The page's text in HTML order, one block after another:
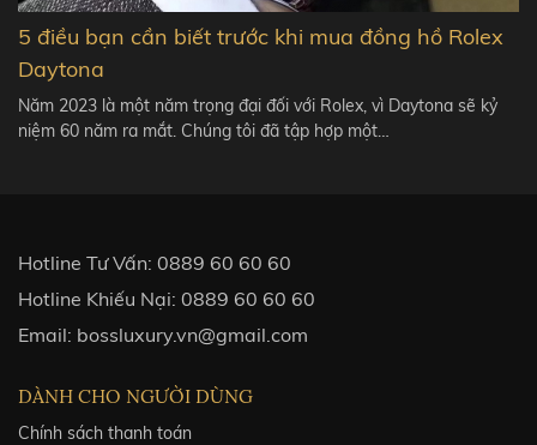
5 điều bạn cần biết trước khi mua đồng hồ Rolex
Daytona
Năm 2023 là một năm trọng đại đối với Rolex, vì Daytona sẽ kỷ
niệm 60 năm ra mắt. Chúng tôi đã tập hợp một…
Hotline Tư Vấn: 0889 60 60 60
Hotline Khiếu Nại: 0889 60 60 60
Email: bossluxury.vn@gmail.com
DÀNH CHO NGƯỜI DÙNG
Chính sách thanh toán